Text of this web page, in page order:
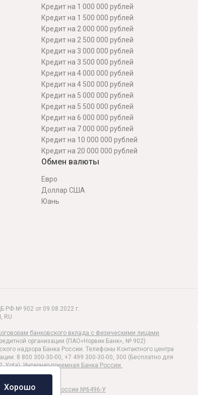
Кредит на 1 000 000 рублей
Кредит на 1 500 000 рублей
Кредит на 2 000 000 рублей
Кредит на 2 500 000 рублей
Кредит на 3 000 000 рублей
Кредит на 3 500 000 рублей
Кредит на 4 000 000 рублей
Кредит на 4 500 000 рублей
Кредит на 5 000 000 рублей
Кредит на 5 500 000 рублей
Кредит на 6 000 000 рублей
Кредит на 7 000 000 рублей
Кредит на 10 000 000 рублей
Кредит на 20 000 000 рублей
Обмен валюты
Евро
Доллар США
Юань
РФ № 902 от 09.08.2022 г.
, RU
банковского вклада с физическими лицами.
организации (ПАО«Норвик Банк», № 902)
надзора Банка России. Телефоны Контактного центра
8 800 300-30-00, +7 499 300-30-00, 300 (Бесплатно для
Yota).Интернет-приемная Банка России.
данных
Указанием Банка России №6496-У
Хорошо